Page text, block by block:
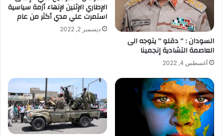
السودان : ” دقلو ” يتوجه الى
العاصمة التشادية إنجمينا
أغسطس 4, 2022
الإطاري الإثنين لإنهاء أزمة سياسية
استمرت علي مدي أكثر من عام
ديسمبر 2, 2022